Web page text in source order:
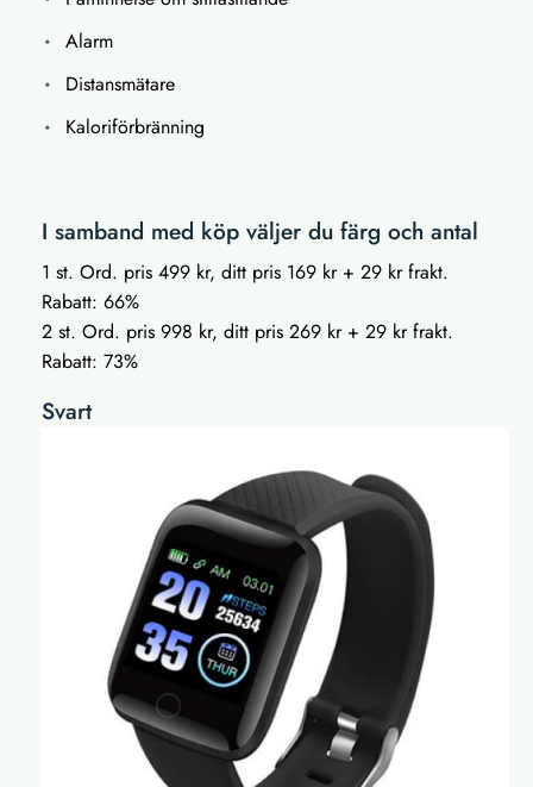
Alarm
Distansmätare
Kaloriförbränning
I samband med köp väljer du färg och antal
1 st. Ord. pris 499 kr, ditt pris 169 kr + 29 kr frakt.
Rabatt: 66%
2 st. Ord. pris 998 kr, ditt pris 269 kr + 29 kr frakt.
Rabatt: 73%
Svart